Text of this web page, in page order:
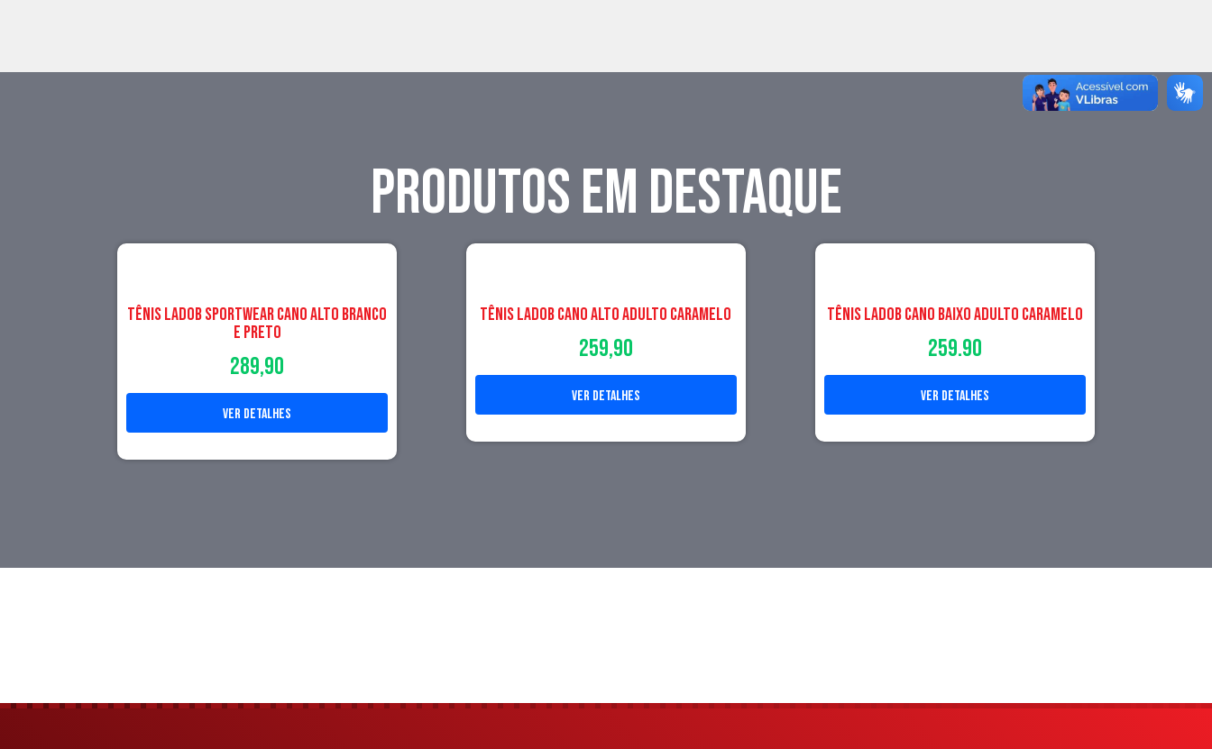
PRODUTOS EM DESTAQUE
TÊNIS LADOB SPORTWEAR CANO ALTO BRANCO
E PRETO
289,90
ver detalhes
Tênis LadoB Cano Alto Adulto Caramelo
259,90
ver detalhes
Tênis LadoB Cano Baixo Adulto Caramelo
259.90
ver detalhes